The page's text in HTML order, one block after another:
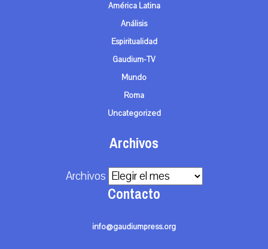
América Latina
Análisis
Espiritualidad
Gaudium-TV
Mundo
Roma
Uncategorized
Archivos
Archivos
Contacto
info@gaudiumpress.org